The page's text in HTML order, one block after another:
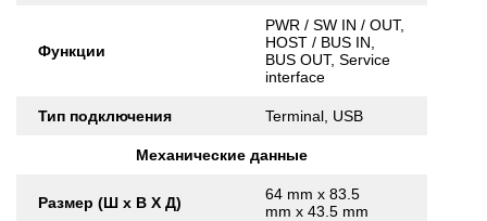
Функции
PWR / SW IN / OUT,
HOST / BUS IN,
BUS OUT, Service
interface
Тип подключения Terminal, USB
Механические данные
Размер (Ш x В X Д)
64 mm x 83.5
mm x 43.5 mm